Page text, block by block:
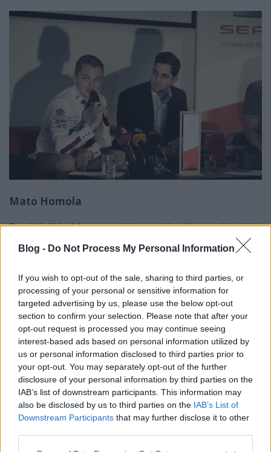
Blog - Do Not Process My Personal Information
If you wish to opt-out of the sale, sharing to third parties, or
processing of your personal or sensitive information for
targeted advertising by us, please use the below opt-out
section to confirm your selection. Please note that after your
opt-out request is processed you may continue seeing
interest-based ads based on personal information utilized by
us or personal information disclosed to third parties prior to
your opt-out. You may separately opt-out of the further
disclosure of your personal information by third parties on the
IAB’s list of downstream participants. This information may
also be disclosed by us to third parties on the IAB’s List of
Downstream Participants that may further disclose it to other
Mato Homola
Rendkívül boldog vagyok, hogy sikerült ezt elérnünk.
lehetőségeinket 2016-ra és teljes mértékben
sorozatban szeretnék versenyezni. Nem volt nehéz
meghozni a döntést a dinamikusan fejlődő TCR
International Series mellett, amely kiváló pilótákat
tudhat versenyzői között. Az is segített a döntés
meghozatalában, hogy továbbra is SEAT Leonnal
versenyezhetek. Az új 2016-os SEAT Leon Cup Racer
kap egy vadonatúj szekvenciális váltót, új
aerodinamikai csomagot, sokkal nagyobb fékeket,
és még sok más újítást.
Számomra ez egy hatalmas kihívás – egy új
világbajnokság és érdekes, új versenypályák. A
célom, hogy megmutassam, mit tudok és sikeresen